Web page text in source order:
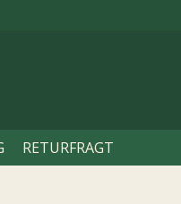
RETURFRAGT